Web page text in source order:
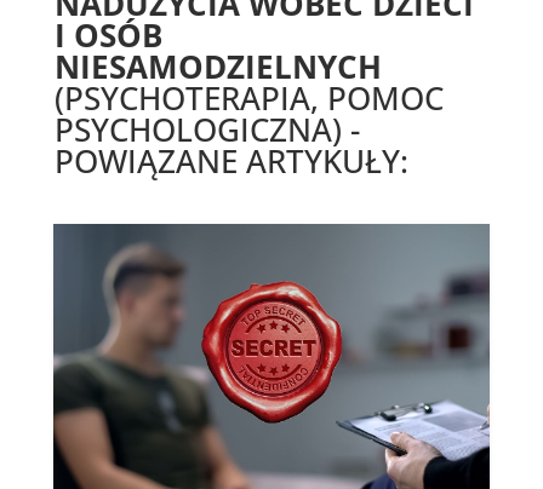
I OSÓB
NIESAMODZIELNYCH
(PSYCHOTERAPIA, POMOC
PSYCHOLOGICZNA) -
POWIĄZANE ARTYKUŁY: